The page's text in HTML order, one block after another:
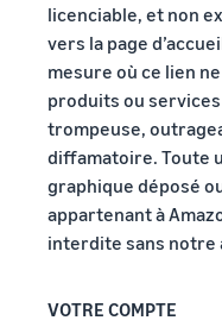
licenciable, et non
vers la page
mesure où ce lien
produits ou
trompeuse,
diffamatoire. Toute
graphique déposé
appartenant à
interdite sans notre
VOTRE COMPTE